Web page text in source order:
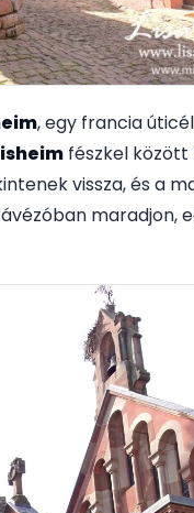
, egy francia
fészkel között
vissza, és a
maradjon,